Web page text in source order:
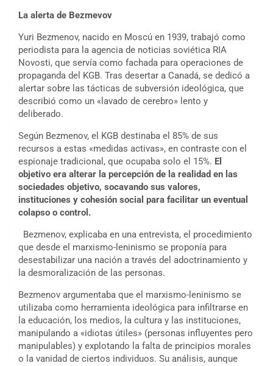
La alerta de Bezmevov
Yuri Bezmenov, nacido en Moscú en 1939, trabajó como
periodista para la agencia de noticias soviética RIA
Novosti, que servía como fachada para operaciones de
propaganda del KGB. Tras desertar a Canadá, se dedicó a
alertar sobre las tácticas de subversión ideológica, que
describió como un «lavado de cerebro» lento y
deliberado.
Según Bezmenov, el KGB destinaba el 85% de sus
recursos a estas «medidas activas», en contraste con el
espionaje tradicional, que ocupaba solo el 15%. El
objetivo era alterar la percepción de la realidad en las
sociedades objetivo, socavando sus valores,
instituciones y cohesión social para facilitar un eventual
colapso o control.
Bezmenov, explicaba en una entrevista, el procedimiento
que desde el marxismo-leninismo se proponía para
desestabilizar una nación a través del adoctrinamiento y
la desmoralización de las personas.
Bezmenov argumentaba que el marxismo-leninismo se
utilizaba como herramienta ideológica para infiltrarse en
la educación, los medios, la cultura y las instituciones,
manipulando a «idiotas útiles» (personas influyentes pero
manipulables) y explotando la falta de principios morales
o la vanidad de ciertos individuos. Su análisis, aunque